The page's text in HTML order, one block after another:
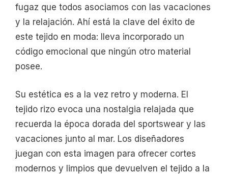
fugaz que todos asociamos con las vacaciones
y la relajación. Ahí está la clave del éxito de
este tejido en moda: lleva incorporado un
código emocional que ningún otro material
posee.
Su estética es a la vez retro y moderna. El
tejido rizo evoca una nostalgia relajada que
recuerda la época dorada del sportswear y las
vacaciones junto al mar. Los diseñadores
juegan con esta imagen para ofrecer cortes
modernos y limpios que devuelven el tejido a la